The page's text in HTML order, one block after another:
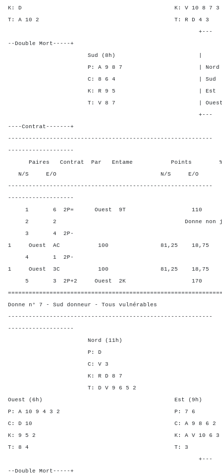
K: D K: V 10 8
T: A 10 2 T: R D
+---
--Double Mort-----+
Sud (8h) | SA P C
P: A 9 8 7 | Nord -
C: 8 6 4 | Sud - -
K: R 9 5 | Est 2 3
T: V 8 7 | Ouest 2 3
+---
----Contrat-------+
-----------------------------------------------------------
-------------------
Paires Contrat Par Entame Points %
N/S E/O N/S E/O N/
-----------------------------------------------------------
-------------------
1 6 2P= Ouest 9T 110
2 2 Donne non
3 4 2P-
1 Ouest AC 100 81,25 18,75
4 1 2P-
1 Ouest 3C 100 81,25 18,75
5 3 2P+2 Ouest 2K 170
Donne n° 7 - Sud donneur - Tous vulnérables
-----------------------------------------------------------
-------------------
Nord (11h)
P: D
C: V 3
K: R D 8 7
T: D V 9 6 5 2
Ouest (6h) Est (9h)
P: A 10 9 4 3 2 P:
C: D 10 C: A 9 8
K: 9 5 2 K: A V 10
T: 8 4 T:
+---
--Double Mort-----+